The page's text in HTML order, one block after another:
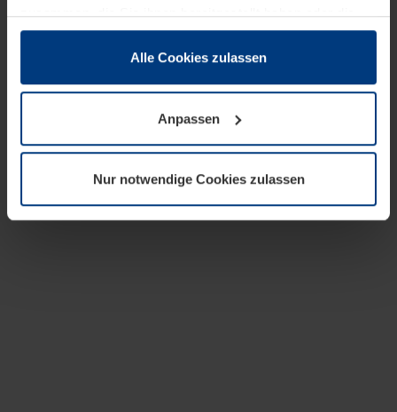
zusammen, die Sie ihnen bereitgestellt haben oder die
sie im Rahmen Ihrer Nutzung der Dienste gesammelt
wenn diese für den Betrieb dieser Seite unbedingt
notwendig sind. Für alle anderen Cookie-Typen benötigen
wir Ihre Erlaubnis. Ihre Einwilligung können Sie jederzeit
Datenschutzerklärungunserer Website ändern oder
widerrufen.
Alle Cookies zulassen
Anpassen
Nur notwendige Cookies zulassen